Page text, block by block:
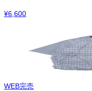
¥6,600
WEB完売